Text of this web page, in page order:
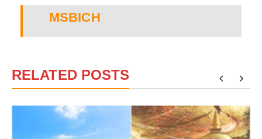
MSBICH
RELATED POSTS